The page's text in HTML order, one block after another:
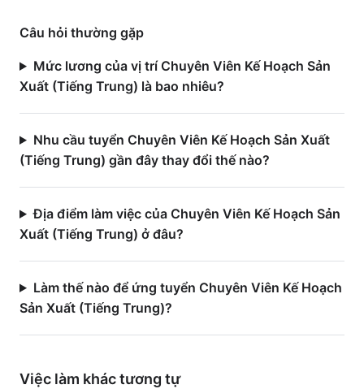
Câu hỏi thường gặp
Mức lương của vị trí Chuyên Viên Kế Hoạch Sản
Xuất (Tiếng Trung) là bao nhiêu?
Nhu cầu tuyển Chuyên Viên Kế Hoạch Sản Xuất
(Tiếng Trung) gần đây thay đổi thế nào?
Địa điểm làm việc của Chuyên Viên Kế Hoạch Sản
Xuất (Tiếng Trung) ở đâu?
Làm thế nào để ứng tuyển Chuyên Viên Kế Hoạch
Sản Xuất (Tiếng Trung)?
Việc làm kháctương tự